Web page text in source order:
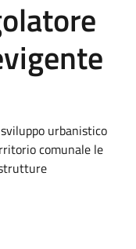
urbanistico
comunale le